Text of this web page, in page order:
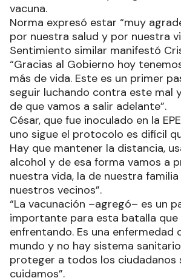
vacuna.
Norma expresó estar “muy
por nuestra salud y por nuestra
Sentimiento similar manifestó
“Gracias al Gobierno hoy
más de vida. Este es un primer
seguir luchando contra este mal
de que vamos a salir adelante”.
César, que fue inoculado en la
uno sigue el protocolo es difícil
Hay que mantener la distancia,
alcohol y de esa forma vamos a
nuestra vida, la de nuestra
nuestros vecinos”.
“La vacunación –agregó– es un
importante para esta batalla
enfrentando. Es una enfermedad
mundo y no hay sistema
proteger a todos los ciudadanos
cuidamos”.